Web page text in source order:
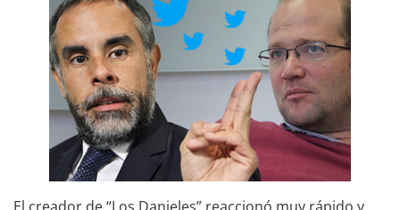
El creador de “Los Danieles” reaccionó muy rápido y